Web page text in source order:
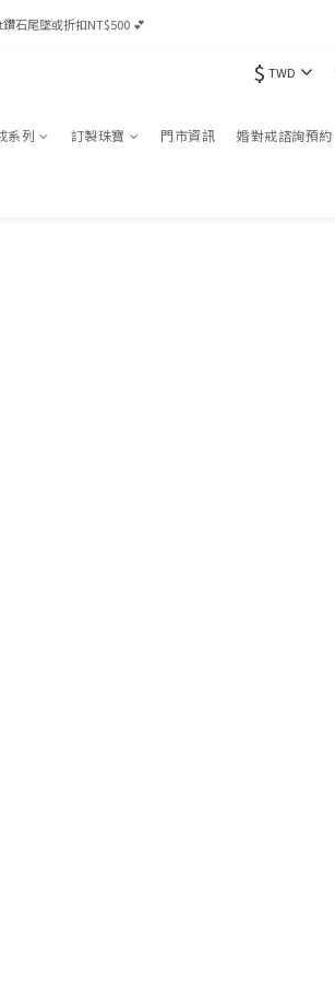
石尾墜或折扣NT$500 💕
石尾墜或折扣NT$500 💕
$ TWD
系列 訂製珠寶 門市資訊 婚對戒諮詢預約